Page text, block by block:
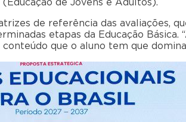
de Jovens e Adultos).
de referência das avaliações,
etapas da Educação Básica.
que o aluno tem que